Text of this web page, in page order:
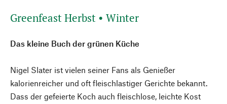
Greenfeast Herbst • Winter
Das kleine Buch der grünen Küche
Nigel Slater ist vielen seiner Fans als Genießer
kalorienreicher und oft fleischlastiger Gerichte bekannt.
Dass der gefeierte Koch auch fleischlose, leichte Kost